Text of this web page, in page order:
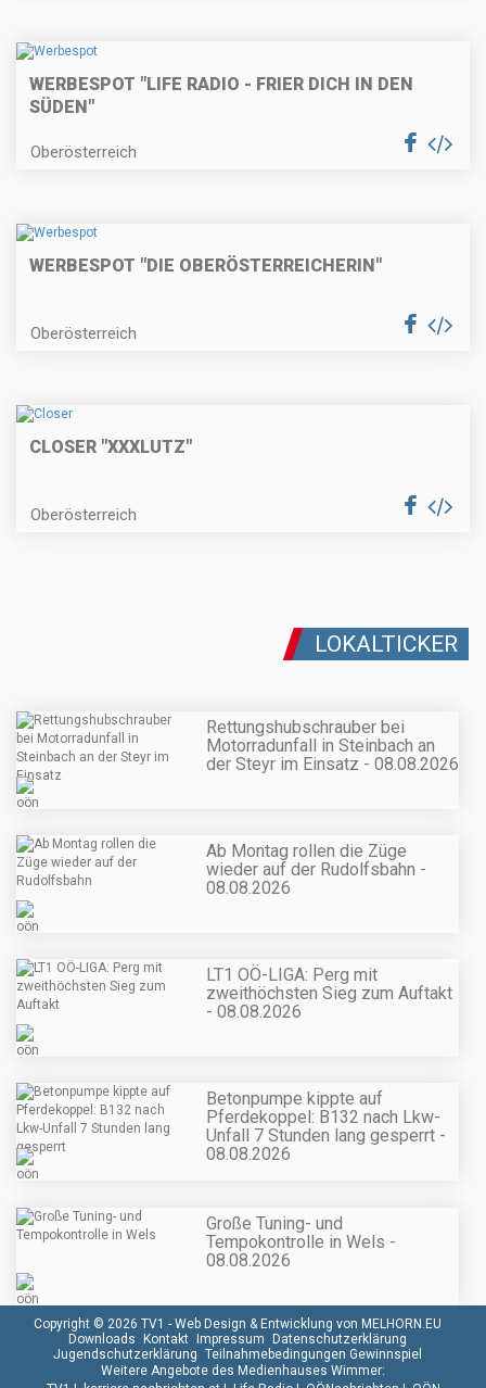
WERBESPOT "LIFE RADIO - FRIER DICH IN DEN
SÜDEN"
Oberösterreich
WERBESPOT "DIE OBERÖSTERREICHERIN"
Oberösterreich
CLOSER "XXXLUTZ"
Oberösterreich
LOKALTICKER
Rettungshubschrauber bei
Motorradunfall in Steinbach an
der Steyr im Einsatz - 08.08.2026
Ab Montag rollen die Züge
wieder auf der Rudolfsbahn -
08.08.2026
LT1 OÖ-LIGA: Perg mit
zweithöchsten Sieg zum Auftakt
- 08.08.2026
Betonpumpe kippte auf
Pferdekoppel: B132 nach Lkw-
Unfall 7 Stunden lang gesperrt -
08.08.2026
Große Tuning- und
Tempokontrolle in Wels -
08.08.2026
Copyright © 2026 TV1 - Web Design & Entwicklung von MELHORN.EU
Downloads Kontakt Impressum Datenschutzerklärung
Jugendschutzerklärung Teilnahmebedingungen Gewinnspiel
Weitere Angebote des Medienhauses Wimmer: